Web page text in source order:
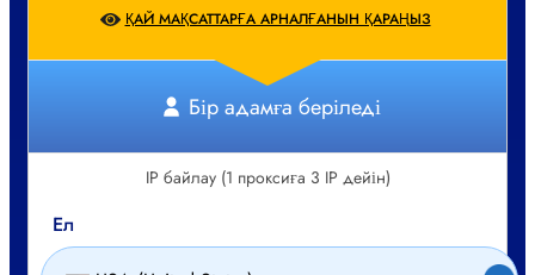
ҚАЙ МАҚСАТТАРҒА АРНАЛҒАНЫН ҚАРАҢЫЗ
Бір адамға беріледі
IP байлау (1 проксиға 3 IP дейін)
Ел